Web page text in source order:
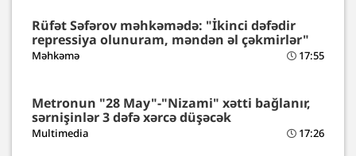
Rüfət Səfərov məhkəmədə: "İkinci dəfədir
repressiya olunuram, məndən əl çəkmirlər"
Məhkəmə 17:55
Metronun "28 May"-"Nizami" xətti bağlanır,
sərnişinlər 3 dəfə xərcə düşəcək
Multimedia 17:26